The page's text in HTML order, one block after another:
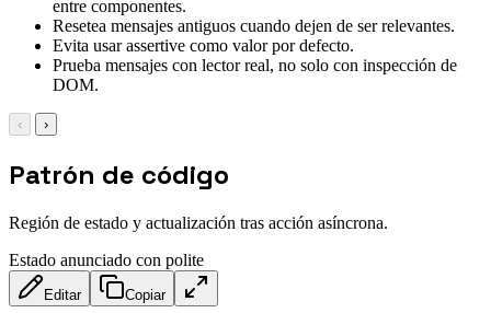
entre componentes.
Resetea mensajes antiguos cuando dejen de ser relevantes.
Evita usar assertive como valor por defecto.
Prueba mensajes con lector real, no solo con inspección de
DOM.
‹ ›
Patrón de código
Región de estado y actualización tras acción asíncrona.
Estado anunciado con polite
Editar Copiar